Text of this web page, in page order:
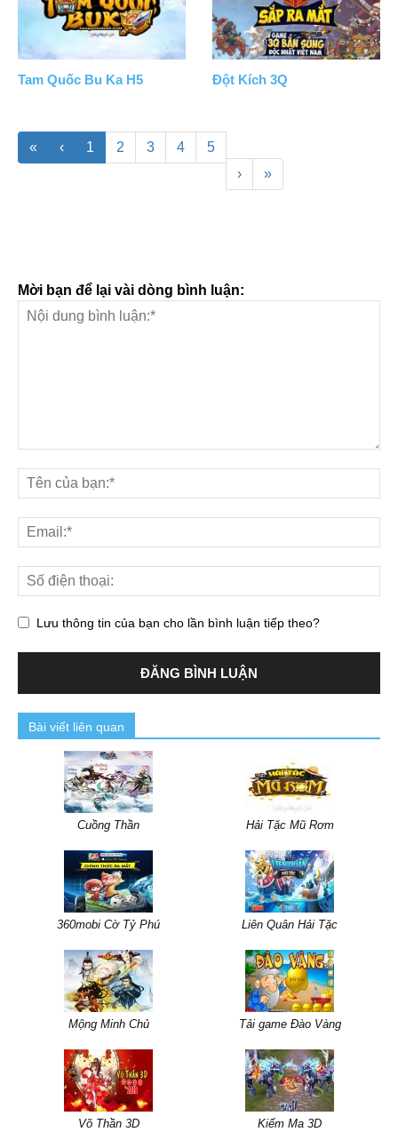
Tam Quốc Bu Ka H5 Đột Kích 3Q
« ‹ 1 2 3 4
5
›
»
Mời bạn để lại vài dòng bình luận:
Lưu thông tin của bạn cho lần bình luận tiếp theo?
Bài viết liên quan
Cuồng Thần Hải Tặc Mũ Rơm
360mobi Cờ Tỷ Phú Liên Quân Hải Tặc
Mộng Minh Chủ Tải game Đào Vàng
Võ Thần 3D Kiếm Ma 3D